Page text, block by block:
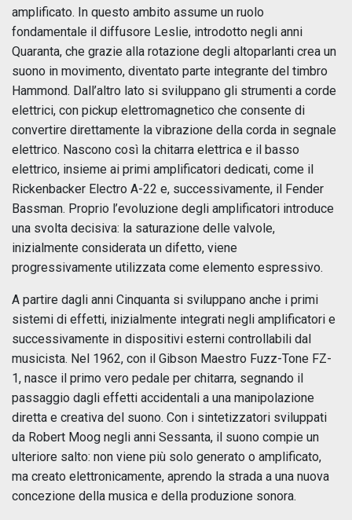
amplificato. In questo ambito assume un ruolo
fondamentale il diffusore Leslie, introdotto negli anni
Quaranta, che grazie alla rotazione degli altoparlanti crea un
suono in movimento, diventato parte integrante del timbro
Hammond. Dall’altro lato si sviluppano gli strumenti a corde
elettrici, con pickup elettromagnetico che consente di
convertire direttamente la vibrazione della corda in segnale
elettrico. Nascono così la chitarra elettrica e il basso
elettrico, insieme ai primi amplificatori dedicati, come il
Rickenbacker Electro A-22 e, successivamente, il Fender
Bassman. Proprio l’evoluzione degli amplificatori introduce
una svolta decisiva: la saturazione delle valvole,
inizialmente considerata un difetto, viene
progressivamente utilizzata come elemento espressivo.
A partire dagli anni Cinquanta si sviluppano anche i primi
sistemi di effetti, inizialmente integrati negli amplificatori e
successivamente in dispositivi esterni controllabili dal
musicista. Nel 1962, con il Gibson Maestro Fuzz-Tone FZ-
1, nasce il primo vero pedale per chitarra, segnando il
passaggio dagli effetti accidentali a una manipolazione
diretta e creativa del suono. Con i sintetizzatori sviluppati
da Robert Moog negli anni Sessanta, il suono compie un
ulteriore salto: non viene più solo generato o amplificato,
ma creato elettronicamente, aprendo la strada a una nuova
concezione della musica e della produzione sonora.